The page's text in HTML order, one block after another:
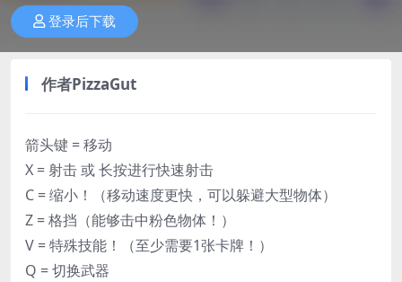
登录后下载
作者PizzaGut
箭头键 = 移动
X = 射击 或 长按进行快速射击
C = 缩小！（移动速度更快，可以躲避大型物体）
Z = 格挡（能够击中粉色物体！）
V = 特殊技能！（至少需要1张卡牌！）
Q = 切换武器